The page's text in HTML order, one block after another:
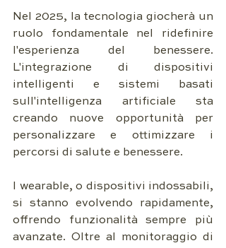
Nel 2025, la tecnologia giocherà un
ruolo fondamentale nel ridefinire
l'esperienza del benessere.
L'integrazione di dispositivi
intelligenti e sistemi basati
sull'intelligenza artificiale sta
creando nuove opportunità per
personalizzare e ottimizzare i
percorsi di salute e benessere.
I wearable, o dispositivi indossabili,
si stanno evolvendo rapidamente,
offrendo funzionalità sempre più
avanzate. Oltre al monitoraggio di